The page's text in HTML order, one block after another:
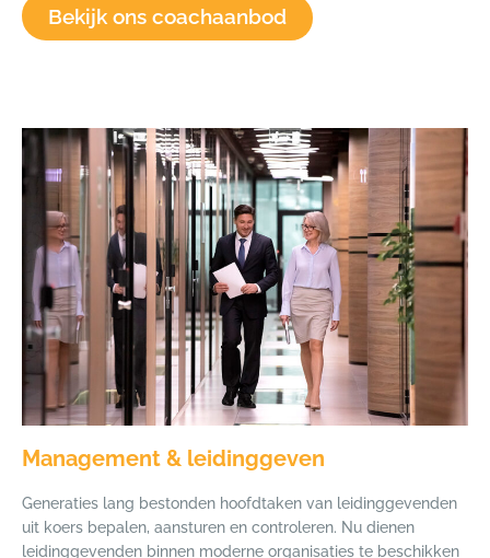
Bekijk ons coachaanbod
Management & leidinggeven
Generaties lang bestonden hoofdtaken van leidinggevenden
uit koers bepalen, aansturen en controleren. Nu dienen
leidinggevenden binnen moderne organisaties te beschikken